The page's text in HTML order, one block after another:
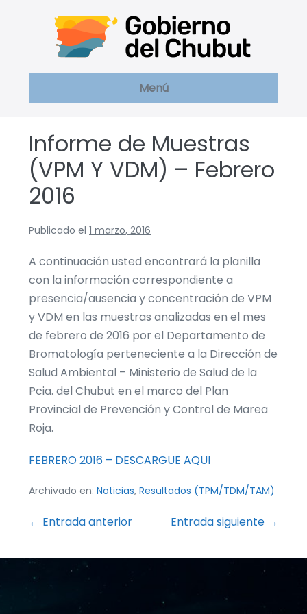
Menú
Informe de Muestras
(VPM Y VDM) – Febrero
2016
Publicado el 1 marzo, 2016
A continuación usted encontrará la planilla
con la información correspondiente a
presencia/ausencia y concentración de VPM
y VDM en las muestras analizadas en el mes
de febrero de 2016 por el Departamento de
Bromatología perteneciente a la Dirección de
Salud Ambiental – Ministerio de Salud de la
Pcia. del Chubut en el marco del Plan
Provincial de Prevención y Control de Marea
Roja.
FEBRERO 2016 – DESCARGUE AQUI
Archivado en: Noticias, Resultados (TPM/TDM/TAM)
Navegación
entradas
← Entrada anterior Entrada siguiente →